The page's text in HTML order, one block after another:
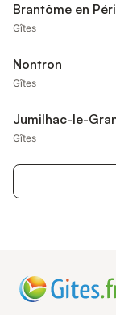
Brantôme en
Gîtes
Nontron
Gîtes
Jumilhac-le-
Gîtes